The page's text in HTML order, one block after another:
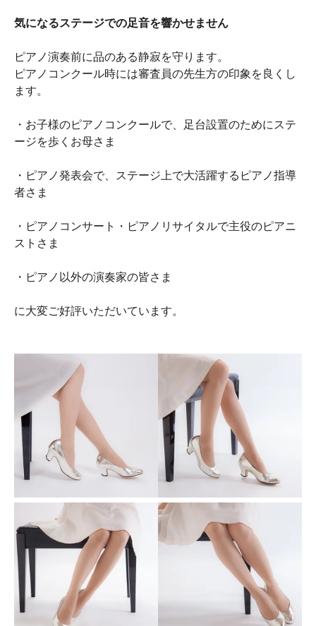
気になるステージでの足音を響かせません
ピアノ演奏前に品のある静寂を守ります。
ピアノコンクール時には審査員の先生方の印象を良くし
ます。
・お子様のピアノコンクールで、足台設置のためにステ
ージを歩くお母さま
・ピアノ発表会で、ステージ上で大活躍するピアノ指導
者さま
・ピアノコンサート・ピアノリサイタルで主役のピアニ
ストさま
・ピアノ以外の演奏家の皆さま
に大変ご好評いただいています。